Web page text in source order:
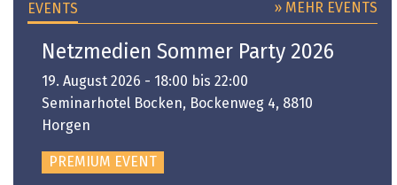
EVENTS » MEHR EVENTS
Netzmedien Sommer Party 2026
19. August 2026 - 18:00 bis 22:00
Seminarhotel Bocken, Bockenweg 4, 8810
Horgen
PREMIUM EVENT